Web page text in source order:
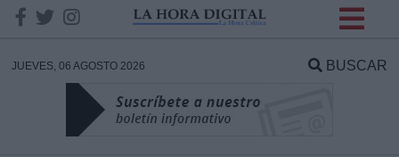
JUEVES, 06 AGOSTO 2026 BUSCAR
DATOS
Responsable: